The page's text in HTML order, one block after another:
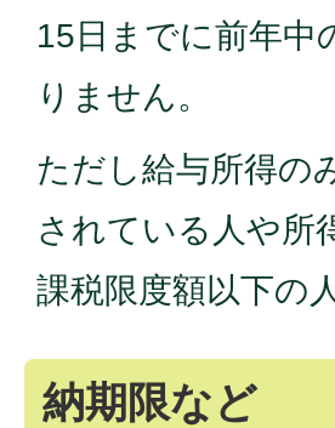
15日までに前年中
りません。
ただし給与所得の
されている人や所
課税限度額以下の
納期限など